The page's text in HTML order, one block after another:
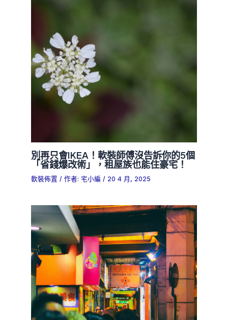
別再只會IKEA！軟裝師傅沒告訴你的5個
「省錢爆改術」，租屋族也能住豪宅！
軟裝佈置 / 作者: 宅小編/ 20 4 月, 2025